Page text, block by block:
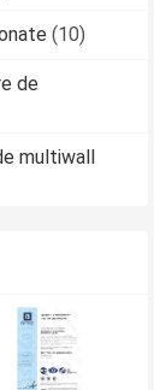
(10)
de
multiwall